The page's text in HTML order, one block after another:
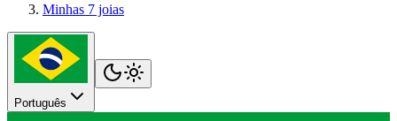
Minhas 7 joias
Português